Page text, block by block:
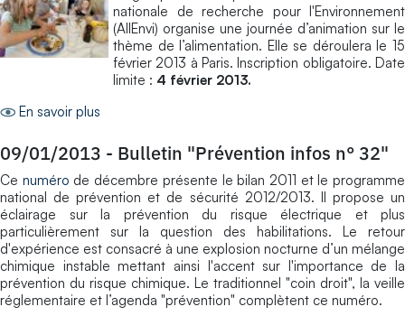
nationale de recherche pour l'Environnement
(AllEnvi) organise une journée d’animation sur le
thème de l’alimentation. Elle se déroulera le 15
février 2013 à Paris. Inscription obligatoire. Date
limite : 4 février 2013.
En savoir plus
09/01/2013 - Bulletin "Prévention infos n° 32"
Ce numéro de décembre présente le bilan 2011 et le programme
national de prévention et de sécurité 2012/2013. Il propose un
éclairage sur la prévention du risque électrique et plus
particulièrement sur la question des habilitations. Le retour
d'expérience est consacré à une explosion nocturne d’un mélange
chimique instable mettant ainsi l'accent sur l'importance de la
prévention du risque chimique. Le traditionnel "coin droit", la veille
réglementaire et l’agenda "prévention" complètent ce numéro.